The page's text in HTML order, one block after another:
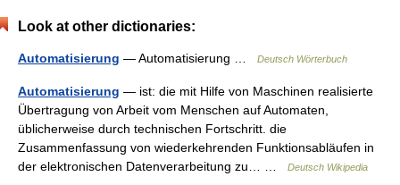
Look at other dictionaries:
Automatisierung — Automatisierung … Deutsch Wörterbuch
Automatisierung — ist: die mit Hilfe von Maschinen realisierte
Übertragung von Arbeit vom Menschen auf Automaten,
üblicherweise durch technischen Fortschritt. die
Zusammenfassung von wiederkehrenden Funktionsabläufen in
der elektronischen Datenverarbeitung zu… …
Deutsch Wikipedia